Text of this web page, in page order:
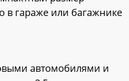
в гараже или багажнике
автомобилями и